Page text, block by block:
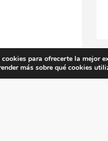
para ofrecerte la mejor
más sobre qué cookies